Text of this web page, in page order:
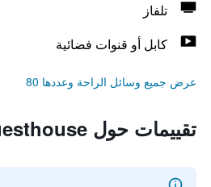
تلفاز
كابل أو قنوات فضائية
عرض جميع وسائل الراحة وعددها 80
تقييمات حول Aloni Guesthouse